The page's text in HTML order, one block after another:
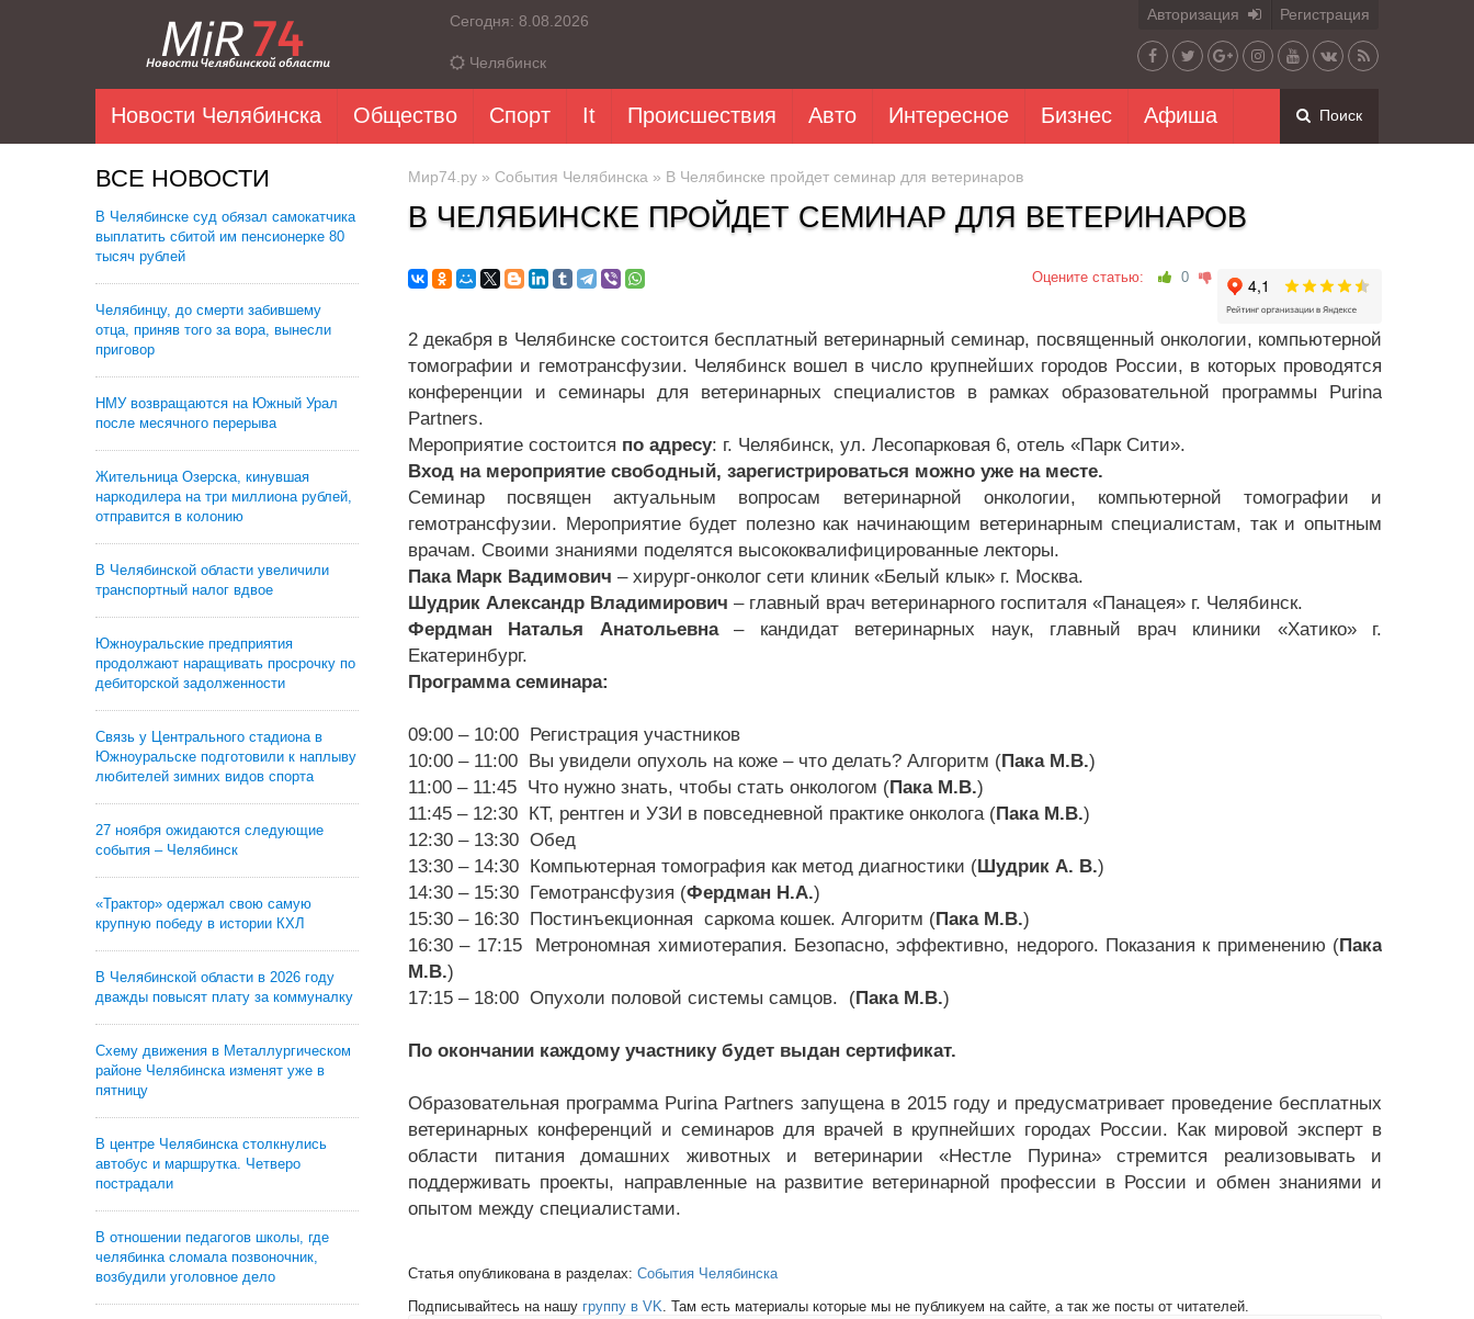
Сегодня: 8.08.2026
Челябинск
Авторизация Регистрация
Новости Челябинска Общество Спорт It Происшествия Авто Интересное Бизнес Афиша Поиск
ВСЕ НОВОСТИ
В Челябинске суд обязал самокатчика
выплатить сбитой им пенсионерке 80
тысяч рублей
Челябинцу, до смерти забившему
отца, приняв того за вора, вынесли
приговор
НМУ возвращаются на Южный Урал
после месячного перерыва
Жительница Озерска, кинувшая
наркодилера на три миллиона рублей,
отправится в колонию
В Челябинской области увеличили
транспортный налог вдвое
Южноуральские предприятия
продолжают наращивать просрочку по
дебиторской задолженности
Связь у Центрального стадиона в
Южноуральске подготовили к наплыву
любителей зимних видов спорта
27 ноября ожидаются следующие
события – Челябинск
«Трактор» одержал свою самую
крупную победу в истории КХЛ
В Челябинской области в 2026 году
дважды повысят плату за коммуналку
Схему движения в Металлургическом
районе Челябинска изменят уже в
пятницу
В центре Челябинска столкнулись
автобус и маршрутка. Четверо
пострадали
В отношении педагогов школы, где
челябинка сломала позвоночник,
возбудили уголовное дело
Мир74.ру » События Челябинска » В Челябинске пройдет семинар для ветеринаров
В ЧЕЛЯБИНСКЕ ПРОЙДЕТ СЕМИНАР ДЛЯ ВЕТЕРИНАРОВ
Оцените статью: 0
2 декабря в Челябинске состоится бесплатный ветеринарный семинар, посвященный онкологии, компьютерной
томографии и гемотрансфузии. Челябинск вошел в число крупнейших городов России, в которых проводятся
конференции и семинары для ветеринарных специалистов в рамках образовательной программы Purina
Partners.
Мероприятие состоится по адресу: г. Челябинск, ул. Лесопарковая 6, отель «Парк Сити».
Вход на мероприятие свободный, зарегистрироваться можно уже на месте.
Семинар посвящен актуальным вопросам ветеринарной онкологии, компьютерной томографии и
гемотрансфузии. Мероприятие будет полезно как начинающим ветеринарным специалистам, так и опытным
врачам. Своими знаниями поделятся высококвалифицированные лекторы.
Пака Марк Вадимович – хирург-онколог сети клиник «Белый клык» г. Москва.
Шудрик Александр Владимирович – главный врач ветеринарного госпиталя «Панацея» г. Челябинск.
Фердман Наталья Анатольевна– кандидат ветеринарных наук, главный врач клиники «Хатико» г.
Екатеринбург.
Программа семинара:
09:00 – 10:00 Регистрация участников
10:00 – 11:00 Вы увидели опухоль на коже – что делать? Алгоритм (Пака М.В.)
11:00 – 11:45 Что нужно знать, чтобы стать онкологом (Пака М.В.)
11:45 – 12:30 КТ, рентген и УЗИ в повседневной практике онколога (Пака М.В.)
12:30 – 13:30 Обед
13:30 – 14:30 Компьютерная томография как метод диагностики (Шудрик А. В.)
14:30 – 15:30 Гемотрансфузия (Фердман Н.А.)
15:30 – 16:30 Постинъекционная саркома кошек. Алгоритм (Пака М.В.)
16:30 – 17:15 Метрономная химиотерапия. Безопасно, эффективно, недорого. Показания к применению (Пака
М.В.)
17:15 – 18:00 Опухоли половой системы самцов. (Пака М.В.)
По окончании каждому участнику будет выдан сертификат.
Образовательная программа Purina Partners запущена в 2015 году и предусматривает проведение бесплатных
ветеринарных конференций и семинаров для врачей в крупнейших городах России. Как мировой эксперт в
области питания домашних животных и ветеринарии «Нестле Пурина» стремится реализовывать и
поддерживать проекты, направленные на развитие ветеринарной профессии в России и обмен знаниями и
опытом между специалистами.
Статья опубликована в разделах: События Челябинска
Подписывайтесь на нашу группу в VK. Там есть материалы которые мы не публикуем на сайте, а так же посты от читателей.